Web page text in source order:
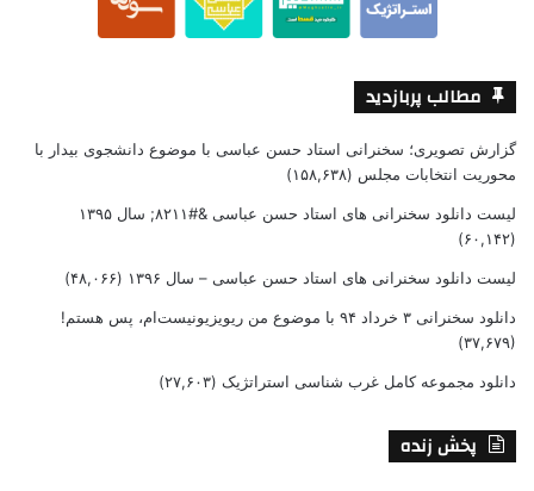
مطالب پربازدید
گزارش تصویری؛ سخنرانی استاد حسن عباسی با موضوع دانشجوی بیدار با
محوریت انتخابات مجلس (۱۵۸,۶۳۸)
لیست دانلود سخنرانی های استاد حسن عباسی &#۸۲۱۱; سال ۱۳۹۵
(۶۰,۱۴۲)
لیست دانلود سخنرانی های استاد حسن عباسی – سال ۱۳۹۶ (۴۸,۰۶۶)
دانلود سخنرانی ۳ خرداد ۹۴ با موضوع من ریویزیونیست‌ام، پس هستم!
(۳۷,۶۷۹)
دانلود مجموعه کامل غرب شناسی استراتژیک (۲۷,۶۰۳)
پخش زنده